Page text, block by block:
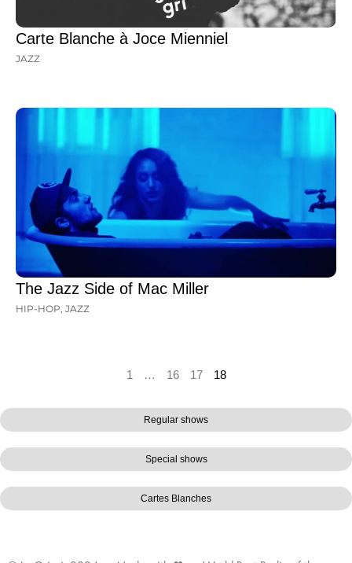
Regular shows
Special shows
Cartes Blanches
Carte Blanche à Joce Mienniel
JAZZ
The Jazz Side of Mac Miller
HIP-HOP JAZZ
1 … 16 17 18